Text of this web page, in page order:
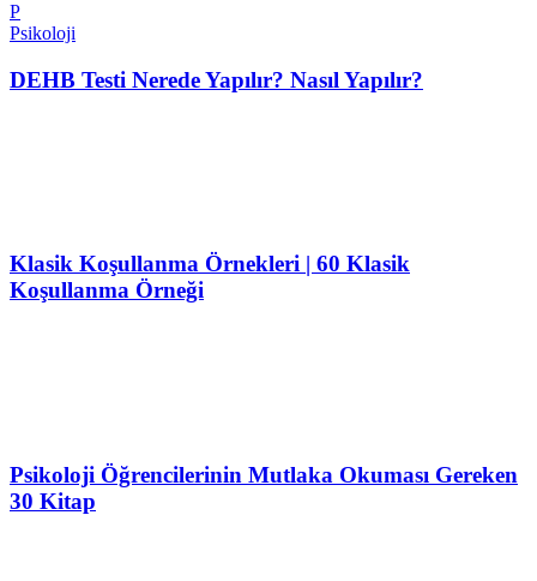
P
Psikoloji
DEHB Testi Nerede Yapılır? Nasıl Yapılır?
Klasik Koşullanma Örnekleri | 60 Klasik
Koşullanma Örneği
Psikoloji Öğrencilerinin Mutlaka Okuması Gereken
30 Kitap